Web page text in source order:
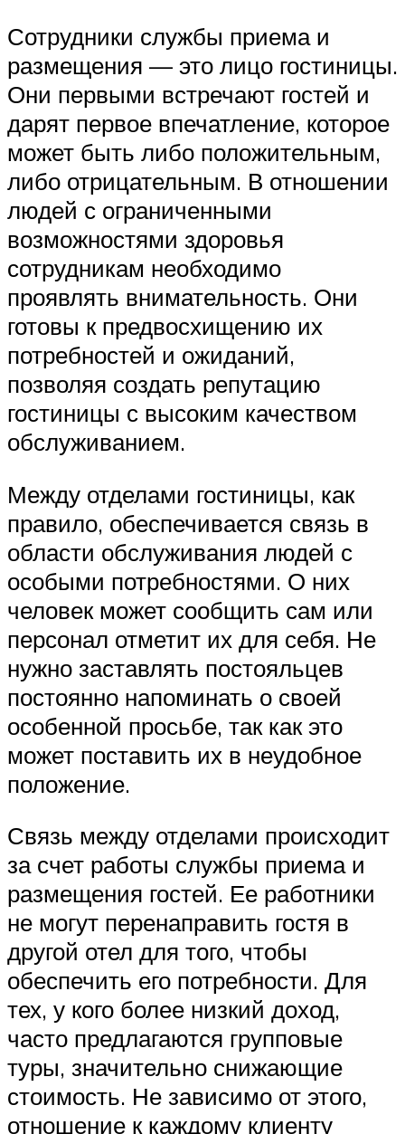
Сотрудники службы приема и
размещения — это лицо гостиницы.
Они первыми встречают гостей и
дарят первое впечатление, которое
может быть либо положительным,
либо отрицательным. В отношении
людей с ограниченными
возможностями здоровья
сотрудникам необходимо
проявлять внимательность. Они
готовы к предвосхищению их
потребностей и ожиданий,
позволяя создать репутацию
гостиницы с высоким качеством
обслуживанием.
Между отделами гостиницы, как
правило, обеспечивается связь в
области обслуживания людей с
особыми потребностями. О них
человек может сообщить сам или
персонал отметит их для себя. Не
нужно заставлять постояльцев
постоянно напоминать о своей
особенной просьбе, так как это
может поставить их в неудобное
положение.
Связь между отделами происходит
за счет работы службы приема и
размещения гостей. Ее работники
не могут перенаправить гостя в
другой отел для того, чтобы
обеспечить его потребности. Для
тех, у кого более низкий доход,
часто предлагаются групповые
туры, значительно снижающие
стоимость. Не зависимо от этого,
отношение к каждому клиенту